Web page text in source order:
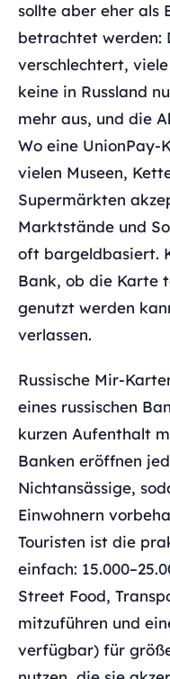
sollte aber eher als
betrachtet werden:
verschlechtert,
keine in Russland
mehr aus, und die
Wo eine
vielen Museen,
Supermärkten
Marktstände und
oft bargeldbasiert.
Bank, ob die Karte
genutzt werden
verlassen.
Russische Mir-
eines russischen
kurzen Aufenthalt
Banken eröffnen
Nichtansässige,
Einwohnern
Touristen ist die
einfach:
Street Food,
mitzuführen und
verfügbar) für